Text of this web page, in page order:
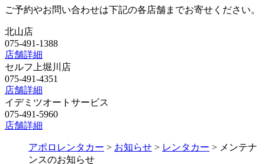
ご予約やお問い合わせは下記の各店舗までお寄せください。
北山店
075-491-1388
店舗詳細
セルフ上堀川店
075-491-4351
店舗詳細
イデミツオートサービス
075-491-5960
店舗詳細
アポロレンタカー > お知らせ > レンタカー > メンテナ
ンスのお知らせ